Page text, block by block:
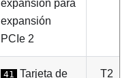
expansión para
expansión
PCIe 2
41 Tarjeta de
T2